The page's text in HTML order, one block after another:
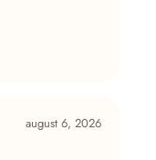
august 6, 2026